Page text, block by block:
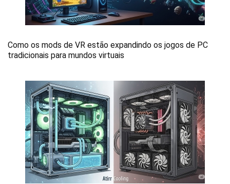
Como os mods de VR estão expandindo os jogos de PC
tradicionais para mundos virtuais